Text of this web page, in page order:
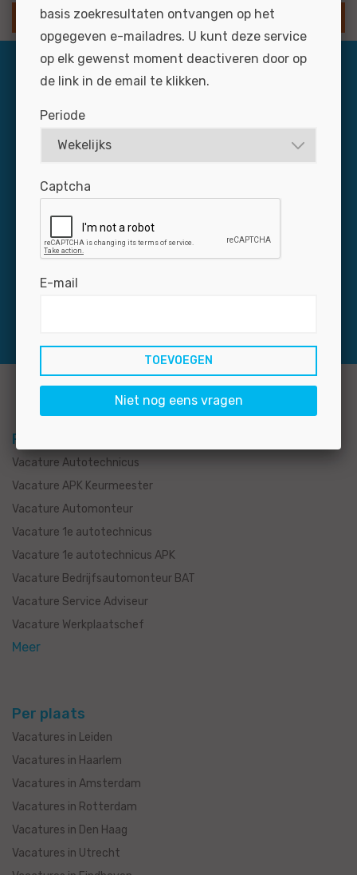
SLA ZOEKOPDRACHT OP
Dagelijks zijn zo’n 3.000 professionals via Jobmotive
nieuwe medewerker niet: plaats uw vacature snel en
voordelig op de grootste banensite voor de branche.
Per functie
Vacature Autotechnicus
Vacature APK Keurmeester
Vacature Automonteur
Vacature 1e autotechnicus
Vacature 1e autotechnicus APK
Vacature Bedrijfsautomonteur BAT
Vacature Service Adviseur
Vacature Werkplaatschef
Meer
Per plaats
Vacatures in Leiden
Vacatures in Haarlem
Vacatures in Amsterdam
Vacatures in Rotterdam
Vacatures in Den Haag
Vacatures in Utrecht
basis zoekresultaten ontvangen op het
opgegeven e-mailadres. U kunt deze service
op elk gewenst moment deactiveren door op
de link in de email te klikken.
Periode
Captcha
E-mail
Niet nog eens vragen